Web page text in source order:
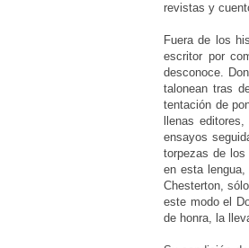
revistas y
Fuera de los
escritor por
desconoce.
talonean tras
tentación de
llenas
ensayos
torpezas de
en esta
Chesterton,
este modo el
de honra, la